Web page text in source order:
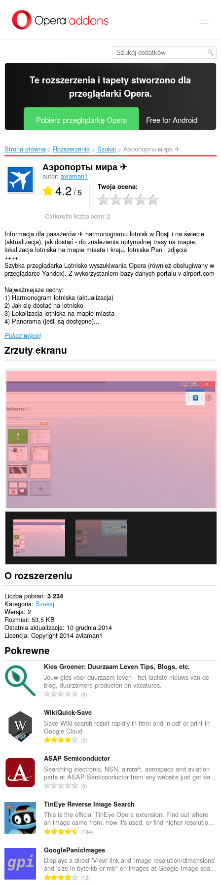
treści
Te rozszerzenia i tapety stworzono dla
przeglądarki Opera.
Pobierz przeglądarkę Opera Free for Android
Strona główna Rozszerzenia Szukaj Аэропорты мира ✈‎
Аэропорты мира ✈
autor: aviaman1
4.2/ 5 Twoja ocena
Całkowita liczba ocen:2
Informacja dla pasażerów ✈ harmonogramu lotnisk w Rosji i na świecie
(aktualizacja), jak dostać - do znalezienia optymalnej trasy na mapie,
lokalizacja lotniska na mapie miasta i kraju, lotniska Pan i zdjęcia
++++
Szybka przeglądarka Lotnisko wyszukiwania Opera (również obsługiwany w
przeglądarce Yandex). Z wykorzystaniem bazy danych portalu v-airport.com
Najważniejsze cechy:
1) Harmonogram lotniska (aktualizacja)
2) Jak się dostać na lotnisko
3) Lokalizacja lotniska na mapie miasta
4) Panorama (jeśli są dostępne)...
Pokaż więcej
Zrzuty ekranu
O rozszerzeniu
Liczba pobrań 3 234
Kategoria Szukaj
Wersja 2
Rozmiar 53,5 KB
Ostatnia aktualizacja 10 grudnia 2014
Licencja Copyright 2014 aviaman1
Pokrewne
Kies Groener: Duurzaam Leven Tips, Blogs, etc.
Jouw gids voor duurzaam leven - het laatste nieuws van de
blog, duurzamere producten en vacatures.
C
ł
k
o
w
t
a
l
c
z
b
a
c
e
n
:
0
WikiQuick-Save
Save Wiki search result rapidly in html and in pdf or print in
Google Cloud
C
ł
k
o
w
t
a
l
c
z
b
a
2
ASAP Semiconductor
Searching electronic, NSN, aircraft, aerospace and aviation
parts at ASAP Semiconductor from any website just got ea...
C
ł
k
o
w
t
a
l
0
TinEye Reverse Image Search
This is the official TinEye Opera extension. Find out where
an image came from, how it's used, or find higher resolutio...
C
ł
k
o
w
134
GooglePanicImages
Displays a direct 'View' link and 'image resolution/dimensions'
and 'size in byte/kb or mb" on images at Google Image sea...
C12